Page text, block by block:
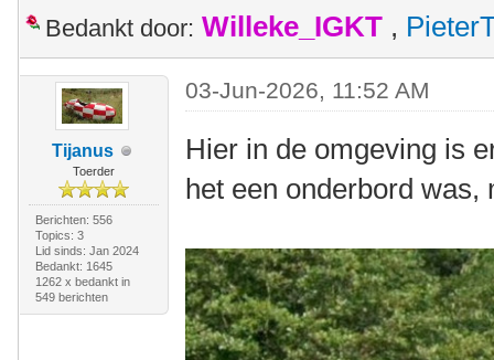
Bedankt door: Willeke_IGKT ,
Tijanus
Toerder
Berichten: 556
Topics: 3
Lid sinds: Jan 2024
Bedankt: 1645
1262 x bedankt in
549 berichten
03-Jun-2026, 11:52 AM
Hier in de omgeving is
het een onderbord